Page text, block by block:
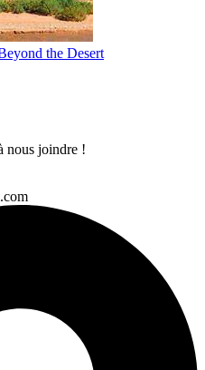
the Desert
nous joindre !